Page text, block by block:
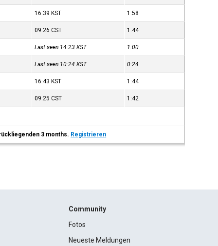
16:39 KST 1:58
09:26CST 1:44
Last seen 14:23KST 1:00
Last seen 10:24KST 0:24
16:43 KST 1:44
09:25CST 1:42
3 months. Registrieren
Community
Fotos
Neueste Meldungen